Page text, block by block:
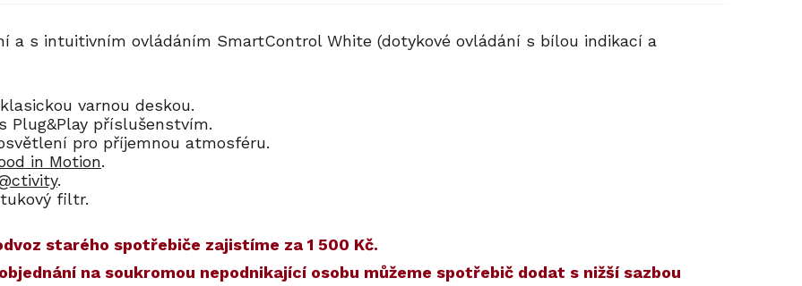
a s intuitivním ovládáním SmartControl White (dotykové ovládání s bílou indikací a
varnou deskou.
Plug&Play příslušenstvím.
pro příjemnou atmosféru.
in Motion.
.
filtr.
starého spotřebiče zajistíme za 1 500 Kč.
na soukromou nepodnikající osobu můžeme spotřebič dodat s nižší sazbou